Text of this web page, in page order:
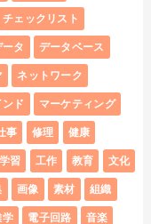
チェックリスト
ータ データベース
ネットワーク
ンド マーケティング
事 修理 健康
学習 工作 教育 文化
画像 素材 組織
学 電子回路 音楽